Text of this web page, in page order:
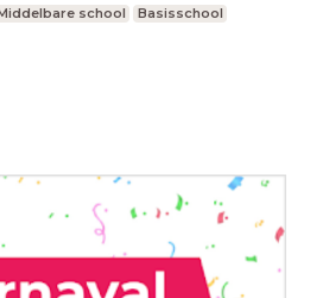
school
Basisschool